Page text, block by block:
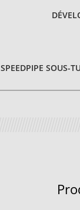
SPEEDPIPE SOUS-